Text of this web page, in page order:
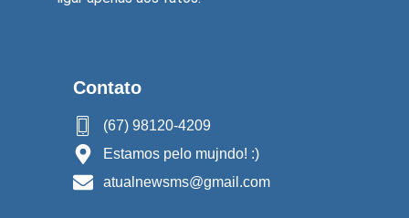
Contato
(67) 98120-4209
Estamos pelo mujndo! :)
atualnewsms@gmail.com